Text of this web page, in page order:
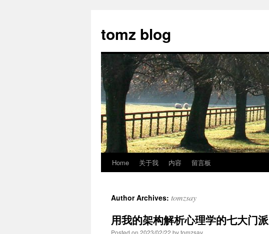
tomz blog
Skip
content
Home 关于我 内容 留言板
Author Archives: tomzsay
用我的架构解析心理学的七大门派
Posted on 2023/02/22 bytomzsay